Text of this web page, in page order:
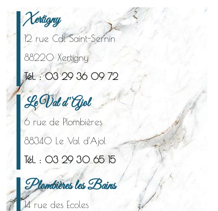
Xertigny
12 rue Cdt Saint-Sernin
88220 Xertigny
Tél. : 03 29 36 09 72
Le Val d'Ajol
6 rue de Plombières
88340 Le Val d'Ajol
Tél. : 03 29 30 65 15
Plombières les Bains
14 rue des Ecoles